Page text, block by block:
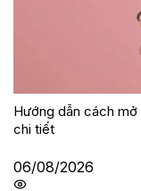
Hướng dẫn cách
chi tiết
06/08/2026